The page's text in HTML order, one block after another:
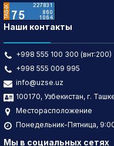
Наши контакты
+998 555 100 300 (внт:200)
+998 555 009 995
info@uzse.uz
100170, Узбекистан, г.
Месторасположение
Понедельник-Пятница,
Мы в социальных сетях